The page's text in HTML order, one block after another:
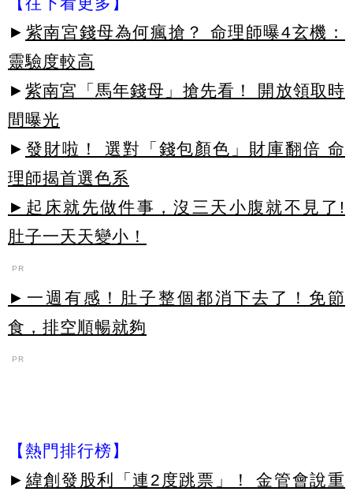
► 紫南宮錢母為何瘋搶？ 命理師曝4玄機：
靈驗度較高
► 紫南宮「馬年錢母」搶先看！ 開放領取時
間曝光
► 發財啦！ 選對「錢包顏色」財庫翻倍 命
理師揭首選色系
►起床就先做件事，沒三天小腹就不見了!
肚子一天天變小！
PR
►一週有感！肚子整個都消下去了！免節
食，排空順暢就夠
PR
【熱門排行榜】
► 緯創發股利「連2度跳票」！ 金管會說重